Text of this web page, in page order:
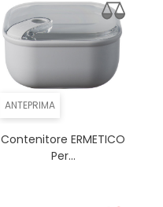
ANTEPRIMA
Contenitore ERMETICO
Per...